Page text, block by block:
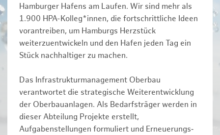
Hamburger Hafens am Laufen. Wir sind mehr als
1.900 HPA-Kolleg*innen, die fortschrittliche Ideen
vorantreiben, um Hamburgs Herzstück
weiterzuentwickeln und den Hafen jeden Tag ein
Stück nachhaltiger zu machen.
Das Infrastrukturmanagement Oberbau
verantwortet die strategische Weiterentwicklung
der Oberbauanlagen. Als Bedarfsträger werden in
dieser Abteilung Projekte erstellt,
Aufgabenstellungen formuliert und Erneuerungs‑